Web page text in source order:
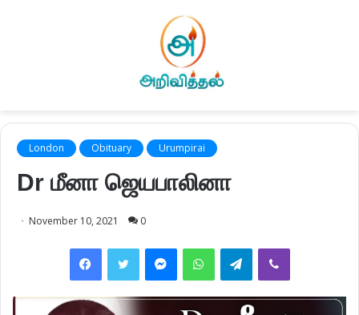
London Obituary Urumpirai
Dr மீனா ஜெயபாலினா
November 10, 2021 0
FacebookTwitter MessengerWhatsAppTelegramViber